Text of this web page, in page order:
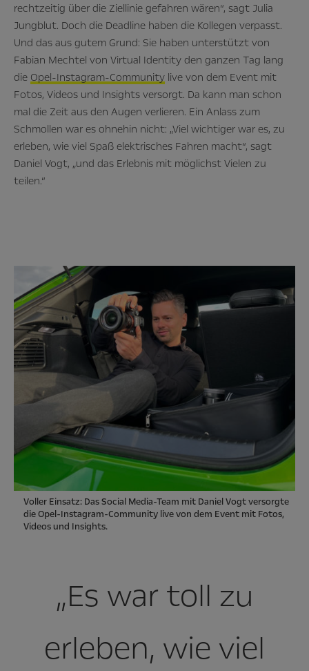
rechtzeitig über die Ziellinie gefahren wären“, sagt Julia
Jungblut. Doch die Deadline haben die Kollegen verpasst.
Und das aus gutem Grund: Sie haben unterstützt von
Fabian Mechtel von Virtual Identity den ganzen Tag lang
die Opel-Instagram-Community live von dem Event mit
Fotos, Videos und Insights versorgt. Da kann man schon
mal die Zeit aus den Augen verlieren. Ein Anlass zum
Schmollen war es ohnehin nicht: „Viel wichtiger war es, zu
erleben, wie viel Spaß elektrisches Fahren macht“, sagt
Daniel Vogt, „und das Erlebnis mit möglichst Vielen zu
teilen.“
Voller Einsatz: Das Social Media-Team mit Daniel Vogt versorgte
die Opel-Instagram-Community live von dem Event mit Fotos,
Videos und Insights.
„Es war toll zu
erleben, wie viel